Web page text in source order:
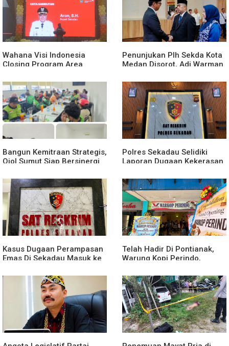
Polsek Entikong Gagalkan
Peredaran Sabu 151,76
Gram di Perbatasan
Kunker Perdana ke
Entikong, Kapolres Sanggau:
Keamanan Perbatasan
Tanggung Jawab Bersama
Wahana Visi Indonesia
Closing Program Area
Penunjukan Plh Sekda Kota
Medan Disorot, Adi Warman
Komitmen terhadap Sistem
Merit
Bangun Kemitraan Strategis,
Ojol Sumut Siap Bersinergi
yang Tertib dan Kondusif
Polres Sekadau Selidiki
Laporan Dugaan Kekerasan
Dibawah Umur
Kasus Dugaan Perampasan
Emas Di Sekadau Masuk ke
Telah Hadir Di Pontianak,
Warung Kopi Perindo,
dan Mendukung UMKM